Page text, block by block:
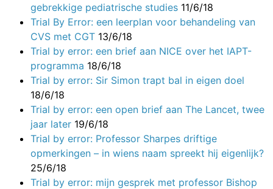
gebrekkige pediatrische studies 11/6/18
Trial By Error: een leerplan voor behandeling van
CVS met CGT 13/6/18
Trial by error: een brief aan NICE over het IAPT-
programma 18/6/18
Trial by error: Sir Simon trapt bal in eigen doel
18/6/18
Trial by error: een open brief aan The Lancet, twee
jaar later 19/6/18
Trial by error: Professor Sharpes driftige
opmerkingen – in wiens naam spreekt hij eigenlijk?
25/6/18
Trial by error: mijn gesprek met professor Bishop